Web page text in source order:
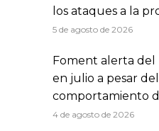
los ataques a la
5 de agosto de 2026
Foment alerta
en julio a pesar
comportamiento
4 de agosto de 2026